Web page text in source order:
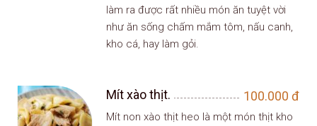
làm ra được rất nhiều món ăn tuyệt vời
như ăn sống chấm mắm tôm, nấu canh,
kho cá, hay làm gỏi.
100.000 đ
Mít xào thịt.
Mít non xào thịt heo là một món thịt kho